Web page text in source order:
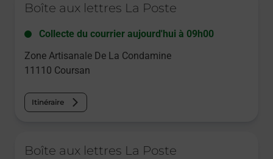
Boîte aux lettres La Poste
Collecte du courrier aujourd'hui à 09h00
Zone Artisanale De La Condamine
11110 Coursan
Itinéraire
Boîte aux lettres La Poste